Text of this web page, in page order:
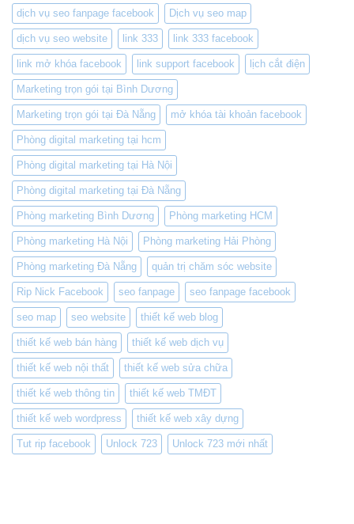
dịch vụ seo fanpage facebook Dịch vụ seo map
dịch vụ seo website link 333 link 333 facebook
link mở khóa facebook link support facebook lịch cắt điện
Marketing trọn gói tại Bình Dương
Marketing trọn gói tại Đà Nẵng mở khóa tài khoản facebook
Phòng digital marketing tại hcm
Phòng digital marketing tại Hà Nội
Phòng digital marketing tại Đà Nẵng
Phòng marketing Bình Dương Phòng marketing HCM
Phòng marketing Hà Nội Phòng marketing Hải Phòng
Phòng marketing Đà Nẵng quản trị chăm sóc website
Rip Nick Facebook seo fanpage seo fanpage facebook
seo map seo website thiết kế web blog
thiết kế web bán hàng thiết kế web dịch vụ
thiết kế web nội thất thiết kế web sửa chữa
thiết kế web thông tin thiết kế web TMĐT
thiết kế web wordpress thiết kế web xây dựng
Tut rip facebook Unlock 723 Unlock 723 mới nhất